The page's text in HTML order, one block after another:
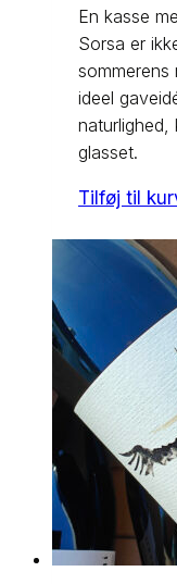
En kasse
Sorsa er
sommerens
ideel
naturlighed,
glasset.
Tilføj til